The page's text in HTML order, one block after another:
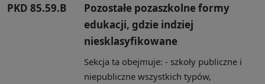
PKD 85.59.B
Pozostałe pozaszkolne formy
edukacji, gdzie indziej
niesklasyfikowane
Sekcja ta obejmuje: - szkoły publiczne i
niepubliczne wszystkich typów,